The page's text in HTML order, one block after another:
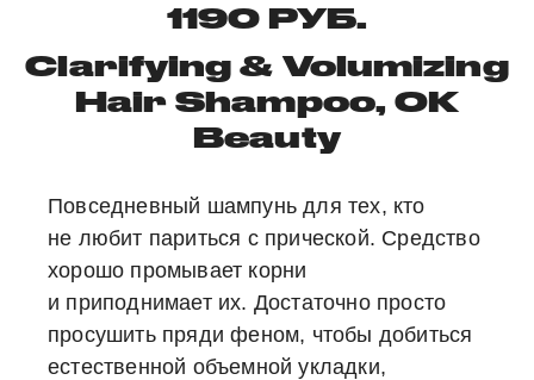
1190 РУБ.
Clarifying & Volumizing
Hair Shampoo, OK
Beauty
Повседневный шампунь для тех, кто
не любит париться с прической. Средство
хорошо промывает корни
и приподнимает их. Достаточно просто
просушить пряди феном, чтобы добиться
естественной объемной укладки,